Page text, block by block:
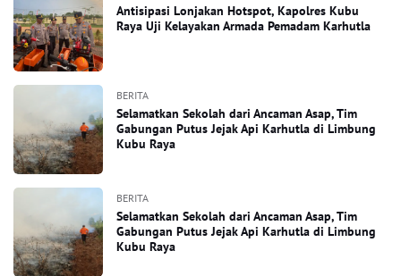
Antisipasi Lonjakan Hotspot, Kapolres Kubu
Raya Uji Kelayakan Armada Pemadam Karhutla
BERITA
Selamatkan Sekolah dari Ancaman Asap, Tim
Gabungan Putus Jejak Api Karhutla di Limbung
Kubu Raya
BERITA
Selamatkan Sekolah dari Ancaman Asap, Tim
Gabungan Putus Jejak Api Karhutla di Limbung
Kubu Raya